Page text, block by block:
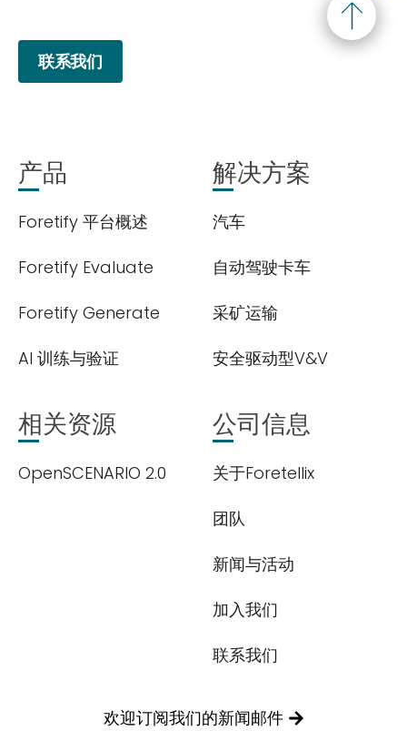
联系我们
产品
Foretify 平台概述
Foretify Evaluate
Foretify Generate
AI 训练与验证
解决方案
汽车
自动驾驶卡车
采矿运输
安全驱动型V&V
相关资源
OpenSCENARIO 2.0
公司信息
关于Foretellix
团队
新闻与活动
加入我们
联系我们
欢迎订阅我们的新闻邮件
欢迎订阅我们的新闻邮件
Subscribe
我们尊重您的隐私权。我们使用您提供的联系信息来分享公
司产品内容与服务。您可以随时选择退订。若要理解更多，